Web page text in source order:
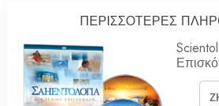
ΠΕΡΙΣΣΟΤΕΡΕΣ